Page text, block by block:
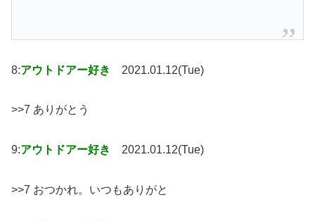
8:アウトドアー好き 2021.01.12(Tue)
>>7 ありがとう
9:アウトドアー好き 2021.01.12(Tue)
>>7 おつかれ。いつもありがと